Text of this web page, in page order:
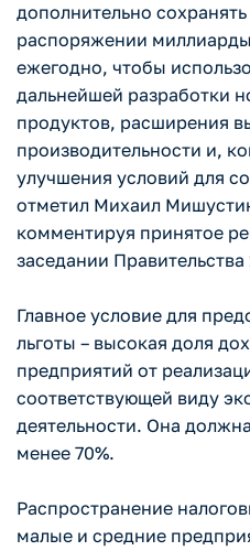
дополнительно
распоряжении
ежегодно, чтобы
дальнейшей разработки
продуктов, расширения
производительности и,
улучшения условий для
отметил Михаил
комментируя принятое
заседании Правительства
Главное условие для
льготы – высокая доля
предприятий от
соответствующей виду
деятельности. Она
менее 70%.
Распространение
малые и средние